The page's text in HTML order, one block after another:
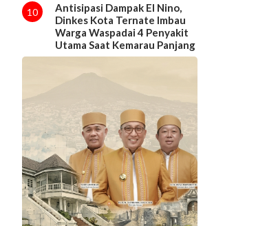
10
Antisipasi Dampak El Nino,
Dinkes Kota Ternate Imbau
Warga Waspadai 4 Penyakit
Utama Saat Kemarau Panjang